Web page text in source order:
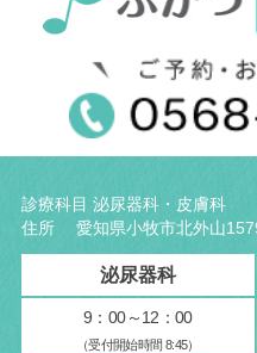
診療科目 泌尿器科・皮膚科
住所 愛知県小牧市北外山
泌尿器科
9：00～12：00
（受付開始時間 8:45）